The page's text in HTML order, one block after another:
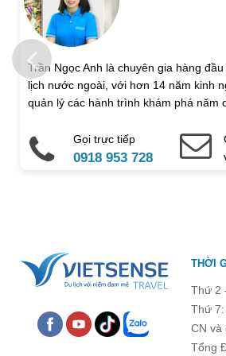
Trẻ em 1 đến 5 tuổi
Họ và tên
Địa chỉ liên hệ
Điện thoại di động Email
Chú ý: Trường mang dấu (* ) là bắt
trống !
Trần Ngọc Anh là chuyên gia hàng
lịch nước ngoài, với hơn 14 năm kinh
quản lý các hành trình khám phá năm
Gọi trực tiếp
0918 953 728
THỜI
Thứ 2
Thứ
CN và
Tổng